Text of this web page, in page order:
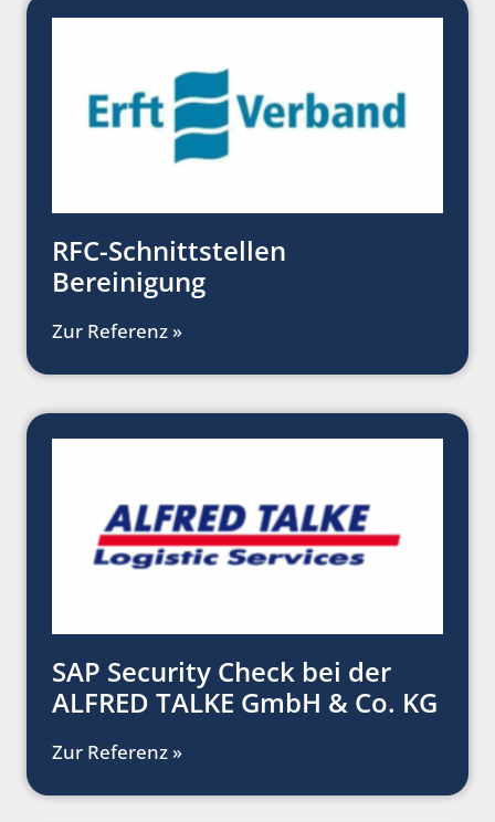
RFC-Schnittstellen
Bereinigung
Zur Referenz »
SAP Security Check bei der
ALFRED TALKE GmbH & Co. KG
Zur Referenz »